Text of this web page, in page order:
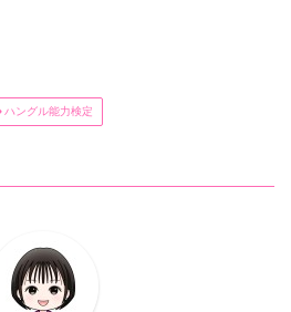
ハングル能力検定